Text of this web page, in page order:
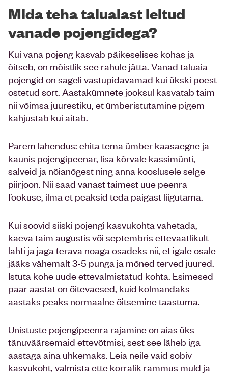
Mida teha taluaiast leitud
vanade pojengidega?
Kui vana pojeng kasvab päikeselises kohas ja
õitseb, on mõistlik see rahule jätta. Vanad taluaia
pojengid on sageli vastupidavamad kui ükski poest
ostetud sort. Aastakümnete jooksul kasvatab taim
nii võimsa juurestiku, et ümberistutamine pigem
kahjustab kui aitab.
Parem lahendus: ehita tema ümber kaasaegne ja
kaunis pojengipeenar, lisa kõrvale kassimünti,
salveid ja nõianõgest ning anna kooslusele selge
piirjoon. Nii saad vanast taimest uue peenra
fookuse, ilma et peaksid teda paigast liigutama.
Kui soovid siiski pojengi kasvukohta vahetada,
kaeva taim augustis või septembris ettevaatlikult
lahti ja jaga terava noaga osadeks nii, et igale osale
jääks vähemalt 3-5 punga ja mõned terved juured.
Istuta kohe uude ettevalmistatud kohta. Esimesed
paar aastat on õitevaesed, kuid kolmandaks
aastaks peaks normaalne õitsemine taastuma.
Unistuste pojengipeenra rajamine on aias üks
tänuväärsemaid ettevõtmisi, sest see läheb iga
aastaga aina uhkemaks. Leia neile vaid sobiv
kasvukoht, valmista ette korralik rammus muld ja